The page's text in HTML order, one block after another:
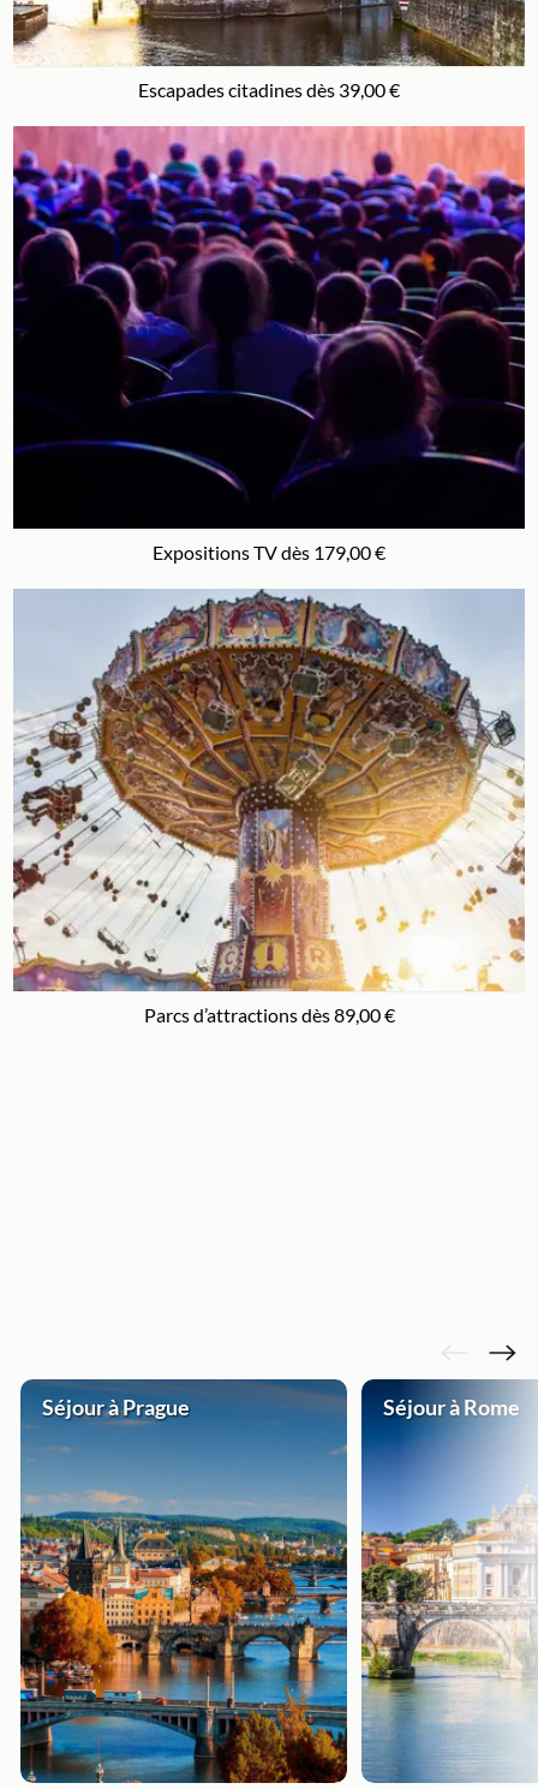
Escapades citadines dès 39,00 €
Expositions TV dès 179,00 €
Parcs d’attractions dès 89,00 €
Séjour à Prague Séjour à Rome